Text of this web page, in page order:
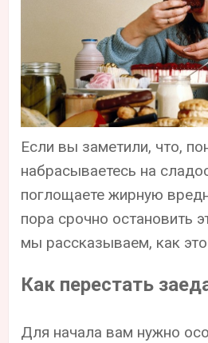
Если вы заметили, что,
набрасываетесь на
поглощаете жирную
пора срочно остановить
мы рассказываем, как
Как перестать
Для начала вам нужно